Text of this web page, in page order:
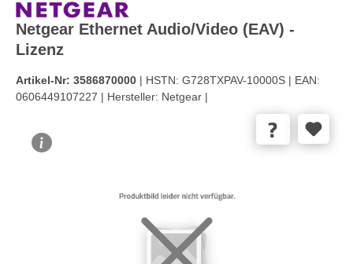
Netgear Ethernet Audio/Video (EAV) -
Lizenz
Artikel-Nr: 3586870000 | HSTN: G728TXPAV-10000S | EAN:
0606449107227 | Hersteller: Netgear |